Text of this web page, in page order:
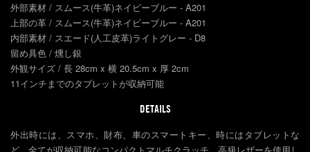
外部素材 / スムース(牛革)ネイビーブルー - A201
上部の革 / スムース(牛革)ネイビーブルー - A201
内部素材 / スエード(人工皮革)ライトグレー - D8
留め具色 / 燻し銀
外観サイズ / 長 28cm x 横 20.5cm x 厚 2cm
11インチまでのタブレットが収納可能
DETAILS
外出時には、スマホ、財布、車のスマートキー、時にはタブレットな